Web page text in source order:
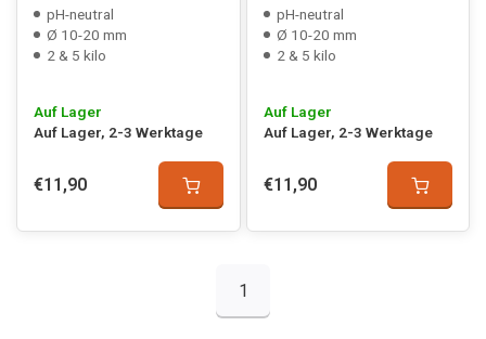
pH-neutral
Ø 10-20 mm
2 & 5 kilo
Auf Lager
Auf Lager, 2-3 Werktage
€11,90
pH-neutral
Ø 10-20 mm
2 & 5 kilo
Auf Lager
Auf Lager, 2-3 Werktage
€11,90
1